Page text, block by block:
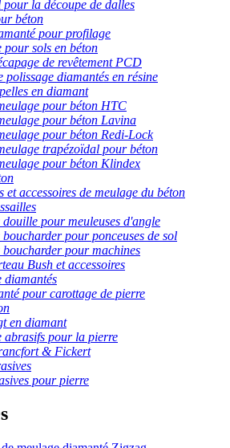
la découpe de dalles
béton
pour profilage
sols en béton
de revêtement PCD
polissage diamantés en résine
en diamant
pour béton HTC
pour béton Lavina
pour béton Redi-Lock
trapézoïdal pour béton
pour béton Klindex
et accessoires de meulage du béton
pour meuleuses d'angle
pour ponceuses de sol
pour machines
Bush et accessoires
diamantés
pour carottage de pierre
en diamant
abrasifs pour la pierre
& Fickert
pour pierre